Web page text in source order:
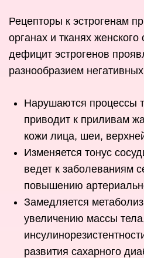
Рецепторы к эстрогенам
органах и тканях
дефицит эстрогенов
разнообразием
Нарушаются процессы
приводит к приливам
кожи лица, шеи,
Изменяется тонус
ведет к заболеваниям
повышению
Замедляется
увеличению массы
развития сахарного